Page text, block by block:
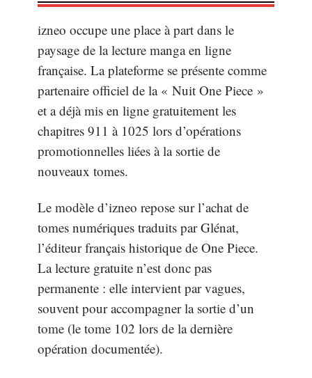
izneo occupe une place à part dans le
paysage de la lecture manga en ligne
française. La plateforme se présente comme
partenaire officiel de la « Nuit One Piece »
et a déjà mis en ligne gratuitement les
chapitres 911 à 1025 lors d’opérations
promotionnelles liées à la sortie de
nouveaux tomes.
Le modèle d’izneo repose sur l’achat de
tomes numériques traduits par Glénat,
l’éditeur français historique de One Piece.
La lecture gratuite n’est donc pas
permanente : elle intervient par vagues,
souvent pour accompagner la sortie d’un
tome (le tome 102 lors de la dernière
opération documentée).